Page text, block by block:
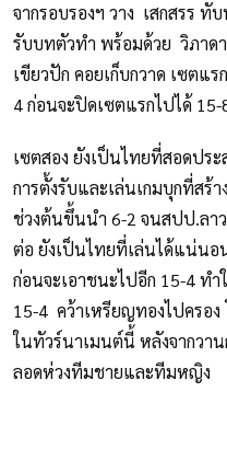
จากรอบรองฯ วาง เสกสรร ทั
รับบทตัวทำ พร้อมด้วย วิภาด
เขียวปัก คอยเก็บกวาด เซตแ
4 ก่อนจะปิดเซตแรกไปได้
เซตสอง ยังเป็นไทยที่สอดปร
การตั้งรับและเล่นเกมบุกที่สร้
ช่วงต้นขึ้นนำ 6-2 จนสปป.ลา
ต่อ ยังเป็นไทยที่เล่นได้แน่นอ
ก่อนจะเอาชนะไปอีก 15-4 ท
15-4 คว้าเหรียญทองไปครอ
ในทัวร์นาเมนต์นี้ หลังจากวา
ลอดห่วงทีมชายและทีมหญิง